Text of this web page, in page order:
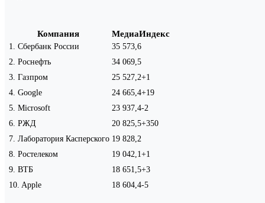
Компания МедиаИндекс
1 Сбербанк России
35 573,6
2 Роснефть
34 069,5
3 Газпром 25 527,2+1
4 Google 24 665,4+19
5 Microsoft 23 937,4-2
6 РЖД 20 825,5+350
7 Лаборатория Касперского 19 828,2
8 Ростелеком 19 042,1 +1
9 ВТБ 18 651,5+3
10 Apple 18 604,4-5